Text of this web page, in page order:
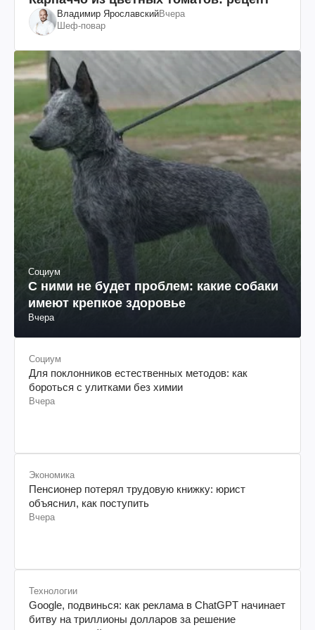
Владимир ЯрославскийВчера
Шеф-повар
Социум
С ними не будет проблем: какие собаки
имеют крепкое здоровье
Вчера
Социум
Для поклонников естественных методов: как
бороться с улитками без химии
Вчера
Экономика
Пенсионер потерял трудовую книжку: юрист
объяснил, как поступить
Вчера
Технологии
Google, подвинься: как реклама в ChatGPT начинает
битву на триллионы долларов за решение